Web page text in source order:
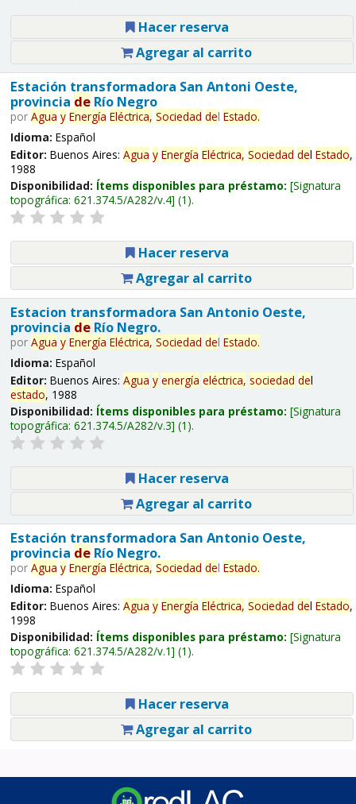
Hacer reserva
Agregar al carrito
Estación transformadora San Antoni Oeste,
provincia deRío Negro
por Agua y Energía Eléctrica, Sociedad del Estado.
Idioma: Español
Editor: Buenos Aires: Agua y Energía Eléctrica, Sociedad del Estado,
1988
Disponibilidad: Ítems disponibles para préstamo: Signatura
topográfica: 621.374.5/A282/v.4 (1).
Hacer reserva
Agregar al carrito
Estacion transformadora San Antonio Oeste,
provincia deRío Negro.
por Agua y Energía Eléctrica, Sociedad del Estado.
Idioma: Español
Editor: Buenos Aires: Agua y energía eléctrica, sociedad del
estado, 1988
Disponibilidad: Ítems disponibles para préstamo: Signatura
topográfica: 621.374.5/A282/v.3 (1).
Hacer reserva
Agregar al carrito
Estación transformadora San Antonio Oeste,
provincia deRío Negro.
por Agua y Energía Eléctrica, Sociedad del Estado.
Idioma: Español
Editor: Buenos Aires: Agua y Energía Eléctrica, Sociedad del Estado,
1998
Disponibilidad: Ítems disponibles para préstamo: Signatura
topográfica: 621.374.5/A282/v.1 (1).
Hacer reserva
Agregar al carrito